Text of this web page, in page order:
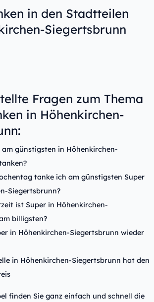
in den Stadtteilen
Siegertsbrunn
Fragen zum Thema
in Höhenkirchen-
günstigsten in Höhenkirchen-
tanke ich am günstigsten Super
Siegertsbrunn?
ist Super in Höhenkirchen-
billigsten?
in Höhenkirchen-Siegertsbrunn wieder
in Höhenkirchen-Siegertsbrunn hat den
finden Sie ganz einfach und schnell die